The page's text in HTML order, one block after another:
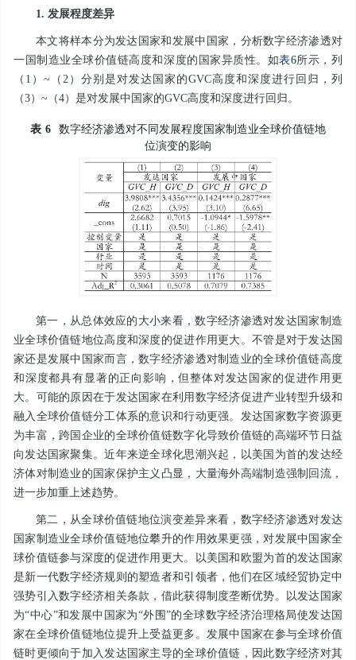
1. 发展程度差异
本文将样本分为发达国家和发展中国家，分析数字经济渗透对
一国制造业全球价值链高度和深度的国家异质性。如表6所示，列
（1）~（2）分别是对发达国家的GVC高度和深度进行回归，列
（3）~（4）是对发展中国家的GVC高度和深度进行回归。
表 6
数字经济渗透对不同发展程度国家制造业全球价值链地
位演变的影响
第一，从总体效应的大小来看，数字经济渗透对发达国家制造
业全球价值链地位高度和深度的促进作用更大。不管是对于发达国
家还是发展中国家而言，数字经济渗透对制造业的全球价值链高度
和深度都具有显著的正向影响，但整体对发达国家的促进作用更
大。可能的原因在于发达国家在利用数字经济促进产业转型升级和
融入全球价值链分工体系的意识和行动更强。发达国家数字资源更
为丰富，跨国企业的全球价值链数字化导致价值链的高端环节日益
向发达国家聚集。近年来逆全球化思潮兴起，以美国为首的发达经
济体对制造业的国家保护主义凸显，大量海外高端制造强制回流，
进一步加重上述趋势。
第二，从全球价值链地位演变差异来看，数字经济渗透对发达
国家制造业全球价值链地位攀升的作用效果更强，对发展中国家全
球价值链参与深度的促进作用更大。以美国和欧盟为首的发达国家
是新一代数字经济规则的塑造者和引领者，他们在区域经贸协定中
强势引入数字经济相关条款，借此获得制度垄断优势。以发达国家
为“中心”和发展中国家为“外围”的全球数字经济治理格局使发达国
家在全球价值链地位提升上受益更多。发展中国家在参与全球价值
链时更倾向于加入发达国家主导的全球价值链，因此数字经济对其